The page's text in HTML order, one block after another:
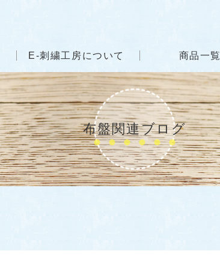
E-刺繍工房について 商品一覧
布盤関連ブログ